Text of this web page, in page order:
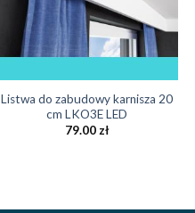
Listwa do zabudowy karnisza 20
cm LKO3E LED
79.00 zł